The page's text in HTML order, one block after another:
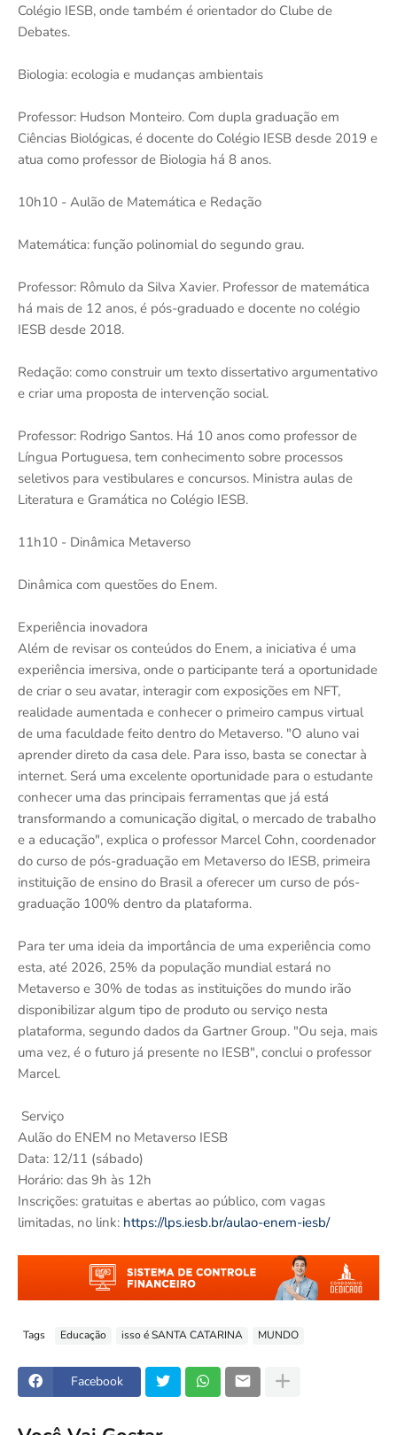
Colégio IESB, onde também é orientador do Clube de
Debates.
Biologia: ecologia e mudanças ambientais
Professor: Hudson Monteiro. Com dupla graduação em
Ciências Biológicas, é docente do Colégio IESB desde 2019 e
atua como professor de Biologia há 8 anos.
10h10 - Aulão de Matemática e Redação
Matemática: função polinomial do segundo grau.
Professor: Rômulo da Silva Xavier. Professor de matemática
há mais de 12 anos, é pós-graduado e docente no colégio
IESB desde 2018.
Redação: como construir um texto dissertativo argumentativo
e criar uma proposta de intervenção social.
Professor: Rodrigo Santos. Há 10 anos como professor de
Língua Portuguesa, tem conhecimento sobre processos
seletivos para vestibulares e concursos. Ministra aulas de
Literatura e Gramática no Colégio IESB.
11h10 - Dinâmica Metaverso
Dinâmica com questões do Enem.
Experiência inovadora
Além de revisar os conteúdos do Enem, a iniciativa é uma
experiência imersiva, onde o participante terá a oportunidade
de criar o seu avatar, interagir com exposições em NFT,
realidade aumentada e conhecer o primeiro campus virtual
de uma faculdade feito dentro do Metaverso. "O aluno vai
aprender direto da casa dele. Para isso, basta se conectar à
internet. Será uma excelente oportunidade para o estudante
conhecer uma das principais ferramentas que já está
transformando a comunicação digital, o mercado de trabalho
e a educação", explica o professor Marcel Cohn, coordenador
do curso de pós-graduação em Metaverso do IESB, primeira
instituição de ensino do Brasil a oferecer um curso de pós-
graduação 100% dentro da plataforma.
Para ter uma ideia da importância de uma experiência como
esta, até 2026, 25% da população mundial estará no
Metaverso e 30% de todas as instituições do mundo irão
disponibilizar algum tipo de produto ou serviço nesta
plataforma, segundo dados da Gartner Group. "Ou seja, mais
uma vez, é o futuro já presente no IESB", conclui o professor
Marcel.
Serviço
Aulão do ENEM no Metaverso IESB
Data: 12/11 (sábado)
Horário: das 9h às 12h
Inscrições: gratuitas e abertas ao público, com vagas
limitadas, no link: https://lps.iesb.br/aulao-enem-iesb/
Tags Educação isso é SANTA CATARINA MUNDO
Facebook